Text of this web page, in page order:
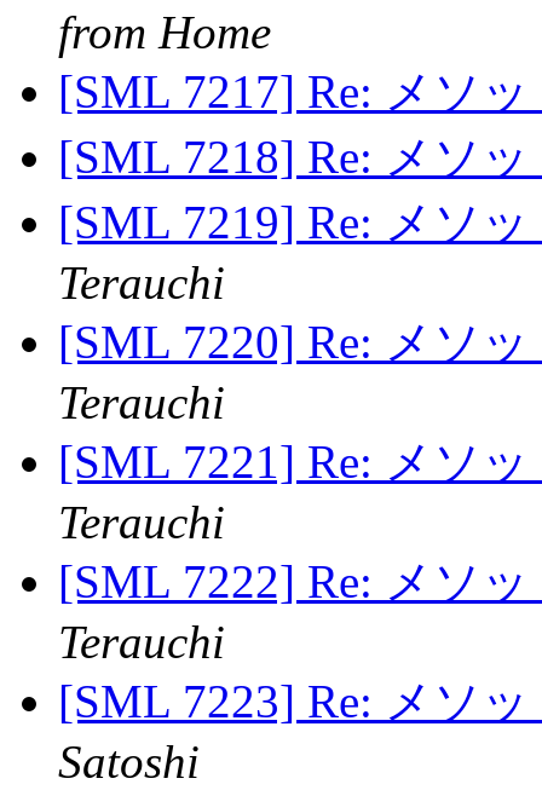
from Home
[SML 7217] Re: メソ
[SML 7218] Re: メソ
[SML 7219] Re: メソ
Terauchi
[SML 7220] Re: メソ
Terauchi
[SML 7221] Re: メソ
Terauchi
[SML 7222] Re: メソ
Terauchi
[SML 7223] Re: メソ
Satoshi